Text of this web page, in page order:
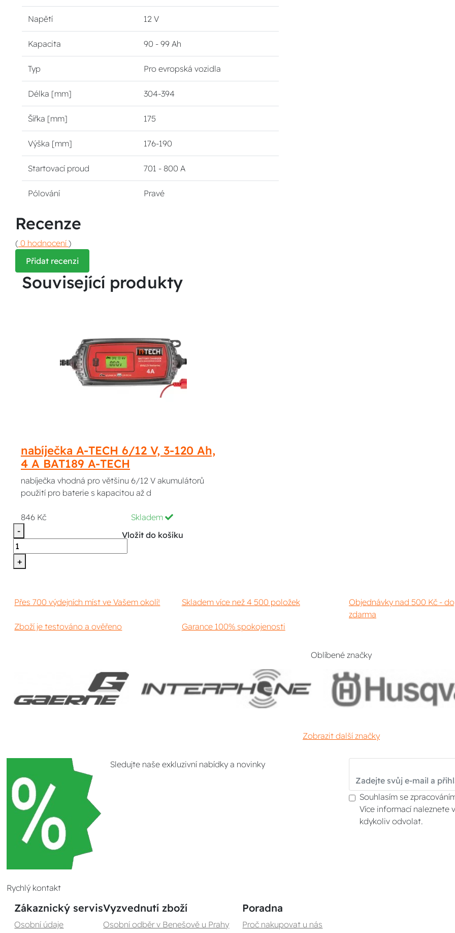
Napětí 12 V
Kapacita 90 - 99 Ah
Typ Pro evropská vozidla
Délka [mm] 304-394
Šířka [mm] 175
Výška [mm] 176-190
Startovací proud 701 - 800 A
Pólování Pravé
Recenze
( 0 hodnocení )
Přidat recenzi
Související produkty
nabíječka A-TECH 6/12 V, 3-120 Ah,
4 A BAT189 A-TECH
nabíječka vhodná pro většinu 6/12 V akumulátorů
použití pro baterie s kapacitou až d
846 Kč
Skladem
-
+
Vložit do košíku
Přes 700 výdejních míst ve Vašem okolí! Skladem více než 4 500 položek
Objednávky nad 500 Kč -
zdarma
Zboží je testováno a ověřeno
Garance 100% spokojenosti
Oblíbené značky
Zobrazit další značky
Sledujte naše exkluzivní nabídky a novinky
Souhlasím se
Více informací naleznete
kdykoliv odvolat.
Rychlý kontakt
Zákaznický servis
Osobní údaje
Vyzvednutí zboží
Osobní odběr v Benešově u Prahy
Poradna
Proč nakupovat u nás